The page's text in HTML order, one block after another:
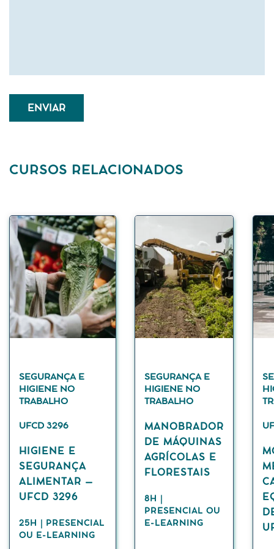
CURSOS RELACIONADOS
SEGURANÇA E
HIGIENE NO
TRABALHO
UFCD 3296
HIGIENE E
SEGURANÇA
ALIMENTAR –
UFCD 3296
25H | PRESENCIAL
OU E-LEARNING
SEGURANÇA E
HIGIENE NO
TRABALHO
MANOBRADOR
DE MÁQUINAS
AGRÍCOLAS E
FLORESTAIS
8H |
PRESENCIAL OU
E-LEARNING